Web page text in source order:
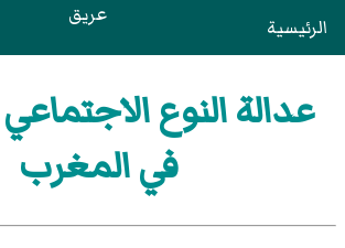
الرئيسية عريق
عدالة النوع
في المغرب